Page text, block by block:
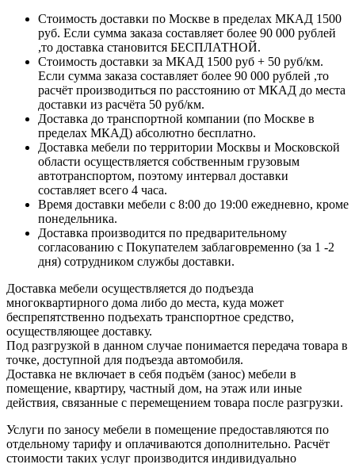
Стоимость доставки по Москве в пределах МКАД 1500
руб. Если сумма заказа составляет более 90 000 рублей
,то доставка становится БЕСПЛАТНОЙ.
Стоимость доставки за МКАД 1500 руб + 50 руб/км.
Если сумма заказа составляет более 90 000 рублей ,то
расчёт производиться по расстоянию от МКАД до места
доставки из расчёта 50 руб/км.
Доставка до транспортной компании (по Москве в
пределах МКАД) абсолютно бесплатно.
Доставка мебели по территории Москвы и Московской
области осуществляется собственным грузовым
автотранспортом, поэтому интервал доставки
составляет всего 4 часа.
Время доставки мебели с 8:00 до 19:00 ежедневно, кроме
понедельника.
Доставка производится по предварительному
согласованию с Покупателем заблаговременно (за 1 -2
дня) сотрудником службы доставки.
Доставка мебели осуществляется до подъезда
многоквартирного дома либо до места, куда может
беспрепятственно подъехать транспортное средство,
осуществляющее доставку.
Под разгрузкой в данном случае понимается передача товара в
точке, доступной для подъезда автомобиля.
Доставка не включает в себя подъём (занос) мебели в
помещение, квартиру, частный дом, на этаж или иные
действия, связанные с перемещением товара после разгрузки.
Услуги по заносу мебели в помещение предоставляются по
отдельному тарифу и оплачиваются дополнительно. Расчёт
стоимости таких услуг производится индивидуально